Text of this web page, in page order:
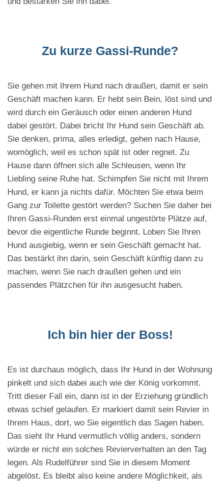
Zu kurze Gassi-Runde?
Sie gehen mit Ihrem Hund nach draußen, damit er sein
Geschäft machen kann. Er hebt sein Bein, löst sind und
wird durch ein Geräusch oder einen anderen Hund
dabei gestört. Dabei bricht Ihr Hund sein Geschäft ab.
Sie denken, prima, alles erledigt, gehen nach Hause,
womöglich, weil es schon spät ist oder regnet. Zu
Hause dann öffnen sich alle Schleusen, wenn Ihr
Liebling seine Ruhe hat. Schimpfen Sie nicht mit Ihrem
Hund, er kann ja nichts dafür. Möchten Sie etwa beim
Gang zur Toilette gestört werden? Suchen Sie daher bei
Ihren Gassi-Runden erst einmal ungestörte Plätze auf,
bevor die eigentliche Runde beginnt. Loben Sie Ihren
Hund ausgiebig, wenn er sein Geschäft gemacht hat.
Das bestärkt ihn darin, sein Geschäft künftig dann zu
machen, wenn Sie nach draußen gehen und ein
passendes Plätzchen für ihn ausgesucht haben.
Ich bin hier der Boss!
Es ist durchaus möglich, dass Ihr Hund in der Wohnung
pinkelt und sich dabei auch wie der König vorkommt.
Tritt dieser Fall ein, dann ist in der Erziehung gründlich
etwas schief gelaufen. Er markiert damit sein Revier in
Ihrem Haus, dort, wo Sie eigentlich das Sagen haben.
Das sieht Ihr Hund vermutlich völlig anders, sondern
würde er nicht ein solches Revierverhalten an den Tag
legen. Als Rudelführer sind Sie in diesem Moment
abgelöst. Es bleibt also keine andere Möglichkeit, als